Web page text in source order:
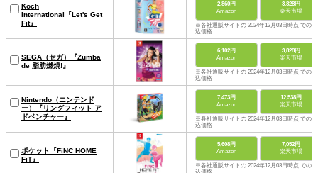
Koch
International『Let's Get
Fit』
2,860円
Amazon
3,828円
楽天市場
※各社通販サイトの 2024年12月03日時点 での税
込価格
SEGA（セガ）『Zumba
de 脂肪燃焼!』
6,102円
Amazon
3,828円
楽天市場
※各社通販サイトの 2024年12月03日時点 での税
込価格
Nintendo（ニンテンド
ー）『リングフィット ア
ドベンチャー』
7,473円
Amazon
12,538円
楽天市場
※各社通販サイトの 2024年12月03日時点 での税
込価格
ポケット『FiNC HOME
FiT』
5,608円
Amazon
7,052円
楽天市場
※各社通販サイトの 2024年12月03日時点 での税
込価格